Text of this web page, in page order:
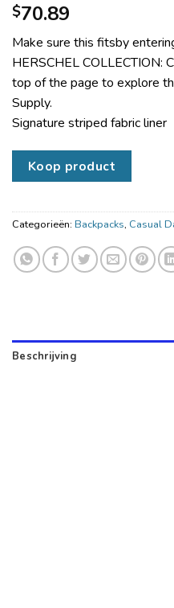
$70.89
Make sure this fitsby
HERSCHEL COLLECTION:
top of the page to explore
Supply.
Signature striped fabric liner
Koop product
Categorieën: Backpacks, Casual
Beschrijving